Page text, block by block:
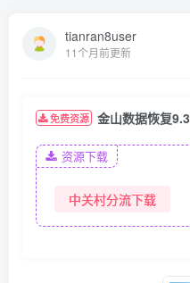
tianran8user
11个月前更新
免费资源 金山数据恢复9.3
资源下载
中关村分流下载